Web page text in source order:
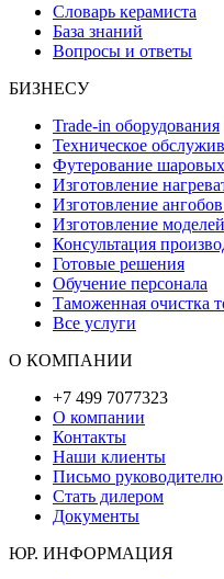
Словарь керамиста
База знаний
Вопросы и ответы
БИЗНЕСУ
Trade-in оборудования
Техническое
Футерование
Изготовление
Изготовление
Изготовление
Консультация
Готовые решения
Обучение персонала
Таможенная очистка
Все услуги
О КОМПАНИИ
+7 499 7077323
О компании
Контакты
Наши клиенты
Письмо руководителю
Стать дилером
Документы
ЮР. ИНФОРМАЦИЯ